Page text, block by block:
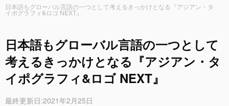
日本語もグローバル言語の一つとして考えるきっかけとなる『アジアン・タ
イポグラフィ&ロゴ NEXT』
日本語もグローバル言語の一つとして
考えるきっかけとなる『アジアン・タ
イポグラフィ&ロゴ NEXT』
最終更新日:2021年2月25日